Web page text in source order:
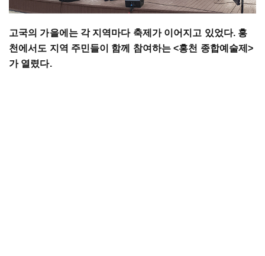
고국의 가을에는 각 지역마다 축제가 이어지고 있었다. 홍
천에서도 지역 주민들이 함께 참여하는 <홍천 종합예술제>
가 열렸다.